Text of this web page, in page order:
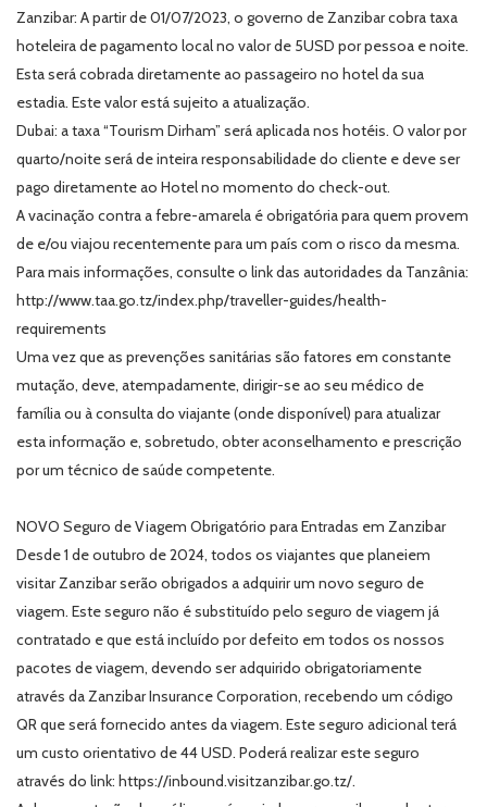
Zanzibar: A partir de 01/07/2023, o governo de Zanzibar cobra taxa
hoteleira de pagamento local no valor de 5USD por pessoa e noite.
Esta será cobrada diretamente ao passageiro no hotel da sua
estadia. Este valor está sujeito a atualização.
Dubai: a taxa “Tourism Dirham” será aplicada nos hotéis. O valor por
quarto/noite será de inteira responsabilidade do cliente e deve ser
pago diretamente ao Hotel no momento do check-out.
A vacinação contra a febre-amarela é obrigatória para quem provem
de e/ou viajou recentemente para um país com o risco da mesma.
Para mais informações, consulte o link das autoridades da Tanzânia:
http://www.taa.go.tz/index.php/traveller-guides/health-
requirements
Uma vez que as prevenções sanitárias são fatores em constante
mutação, deve, atempadamente, dirigir-se ao seu médico de
família ou à consulta do viajante (onde disponível) para atualizar
esta informação e, sobretudo, obter aconselhamento e prescrição
por um técnico de saúde competente.
NOVO Seguro de Viagem Obrigatório para Entradas em Zanzibar
Desde 1 de outubro de 2024, todos os viajantes que planeiem
visitar Zanzibar serão obrigados a adquirir um novo seguro de
viagem. Este seguro não é substituído pelo seguro de viagem já
contratado e que está incluído por defeito em todos os nossos
pacotes de viagem, devendo ser adquirido obrigatoriamente
através da Zanzibar Insurance Corporation, recebendo um código
QR que será fornecido antes da viagem. Este seguro adicional terá
um custo orientativo de 44 USD. Poderá realizar este seguro
através do link: https://inbound.visitzanzibar.go.tz/.